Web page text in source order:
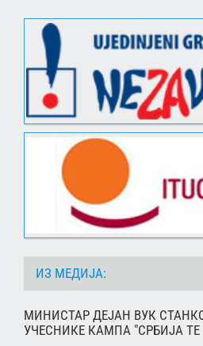
ИЗ МЕДИЈА:
МИНИСТАР ДЕЈАН ВУК
УЧЕСНИКЕ КАМПА "СРБИЈА ТЕ